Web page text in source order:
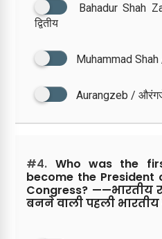
Bahadur Shah
द्वितीय
Muhammad Shah
Aurangzeb /
#4. Who was the
become the President
Congress? ——भारतीय
बनने वाली पहली